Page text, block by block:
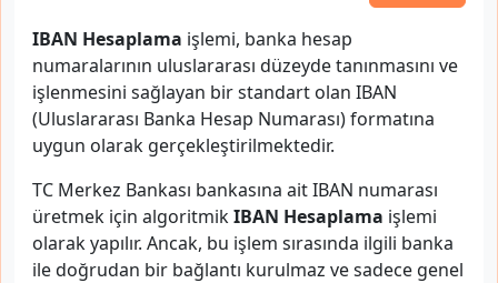
IBAN Hesaplama işlemi, banka hesap
numaralarının uluslararası düzeyde tanınmasını ve
işlenmesini sağlayan bir standart olan IBAN
(Uluslararası Banka Hesap Numarası) formatına
uygun olarak gerçekleştirilmektedir.
TC Merkez Bankası bankasına ait IBAN numarası
üretmek için algoritmikIBAN Hesaplama işlemi
olarak yapılır. Ancak, bu işlem sırasında ilgili banka
ile doğrudan bir bağlantı kurulmaz ve sadece genel